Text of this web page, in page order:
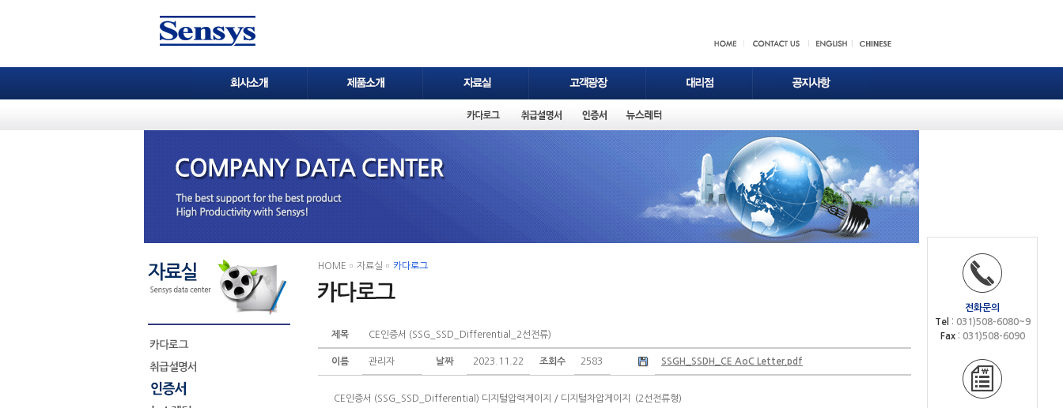
전화문의
Tel : 031)508-6080~9
Fax: 031)508-6090
HOME 자료실 카다로그
제목 CE인증서 (SSG_SSD_Differential_2선전류)
이름 관리자 날짜 2023.11.22 조회수 2583 SSGH_SSDH_CE AoC Letter.pdf
CE인증서 (SSG_SSD_Differential) 디지털압력게이지 / 디지털차압게이지 (2선전류형)